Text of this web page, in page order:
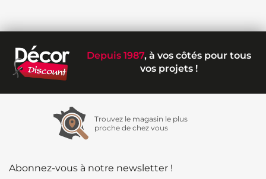
Depuis 1987, à vos côtés pour tous
vos projets !
Trouvez le magasin le plus
proche de chez vous
Abonnez-vous à notre newsletter !